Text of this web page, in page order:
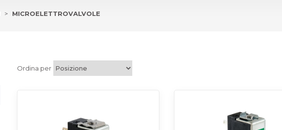
> MICROELETTROVALVOLE
Ordina per